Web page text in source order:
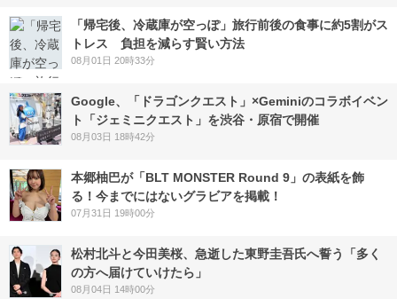
「帰宅後、冷蔵庫が空っぽ」旅行前後の食事に約5割がス
トレス 負担を減らす賢い方法
08月01日 20時33分
Google、「ドラゴンクエスト」×Geminiのコラボイベン
ト「ジェミニクエスト」を渋谷・原宿で開催
08月03日 18時42分
本郷柚巴が「BLT MONSTER Round 9」の表紙を飾
る！今までにはないグラビアを掲載！
07月31日 19時00分
松村北斗と今田美桜、急逝した東野圭吾氏へ誓う「多く
の方へ届けていけたら」
08月04日 14時00分